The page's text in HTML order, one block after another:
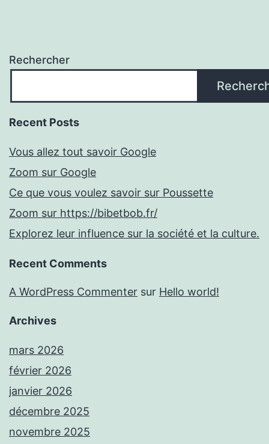
Rechercher
Recent Posts
Vous allez tout savoir Google
Zoom sur Google
Ce que vous voulez savoir sur Poussette
Zoom sur https://bibetbob.fr/
Explorez leur influence sur la société et la culture.
Recent Comments
A WordPress Commenter sur Hello world!
Archives
mars 2026
février 2026
janvier 2026
décembre 2025
novembre 2025